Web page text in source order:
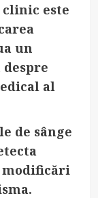
este
un
al
de sânge
modificări